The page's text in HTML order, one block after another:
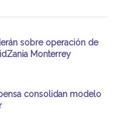
sobre operación de
Monterrey
consolidan modelo